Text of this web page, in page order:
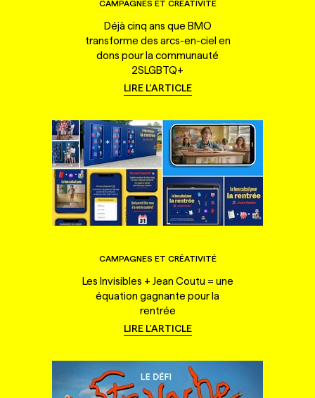
CAMPAGNES ET CRÉATIVITÉ
Déjà cinq ans que BMO
transforme des arcs-en-ciel en
dons pour la communauté
2SLGBTQ+
LIRE L'ARTICLE
CAMPAGNES ET CRÉATIVITÉ
Les Invisibles + Jean Coutu = une
équation gagnante pour la
rentrée
LIRE L'ARTICLE